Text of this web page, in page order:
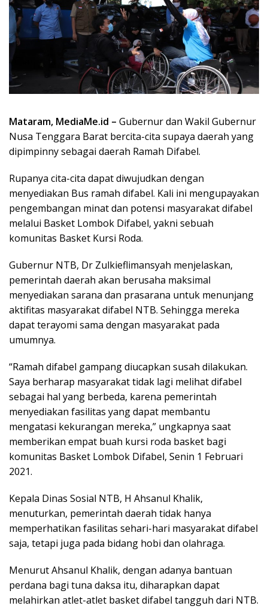
Mataram, MediaMe.id – Gubernur dan Wakil Gubernur
Nusa Tenggara Barat bercita-cita supaya daerah yang
dipimpinny sebagai daerah Ramah Difabel.
Rupanya cita-cita dapat diwujudkan dengan
menyediakan Bus ramah difabel. Kali ini mengupayakan
pengembangan minat dan potensi masyarakat difabel
melalui Basket Lombok Difabel, yakni sebuah
komunitas Basket Kursi Roda.
Gubernur NTB, Dr Zulkieflimansyah menjelaskan,
pemerintah daerah akan berusaha maksimal
menyediakan sarana dan prasarana untuk menunjang
aktifitas masyarakat difabel NTB. Sehingga mereka
dapat terayomi sama dengan masyarakat pada
umumnya.
“Ramah difabel gampang diucapkan susah dilakukan.
Saya berharap masyarakat tidak lagi melihat difabel
sebagai hal yang berbeda, karena pemerintah
menyediakan fasilitas yang dapat membantu
mengatasi kekurangan mereka,” ungkapnya saat
memberikan empat buah kursi roda basket bagi
komunitas Basket Lombok Difabel, Senin 1 Februari
2021.
Kepala Dinas Sosial NTB, H Ahsanul Khalik,
menuturkan, pemerintah daerah tidak hanya
memperhatikan fasilitas sehari-hari masyarakat difabel
saja, tetapi juga pada bidang hobi dan olahraga.
Menurut Ahsanul Khalik, dengan adanya bantuan
perdana bagi tuna daksa itu, diharapkan dapat
melahirkan atlet-atlet basket difabel tangguh dari NTB.